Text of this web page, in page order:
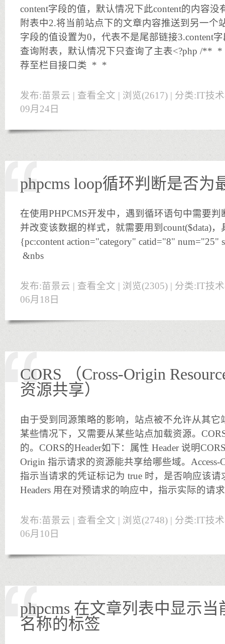
content字段的值，默认情况下此content的内容
附表中2.将当前站点下的文章内容推送到另一个
字段的值设置为0，代表不是尾部链接3.content
查询附表，默认情况下只查询了主表<?php /** *
荐至栏目接口类 * *
发布:苗景云 | 查看全文 | 浏览(2617) | 分类:IT技
09月24日
phpcms loop循环判断是否为
在使用PHPCMS开发中，遇到循环语句中需要
并改变该数据的样式，就需要用到count($data)
{pc:content action="category" catid="8"
&nbs
发布:苗景云 | 查看全文 | 浏览(2305) | 分类:IT技
06月18日
CORS （Cross-Origin
资源共享）
由于受到同源策略的影响，站点被不允许从其
某些情况下，又需要从某些站点加载资源。
的。CORS的Header如下：属性 Header 说明
Origin 指示请求的资源能共享给哪些域。Access-
指示当请求的凭证标记为 true 时，是否响应该请
Headers 用在对预请求的响应中，指示实际的请
发布:苗景云 | 查看全文 | 浏览(2748) | 分类:IT技
06月10日
phpcms 在文章列表中显示
名称的标签